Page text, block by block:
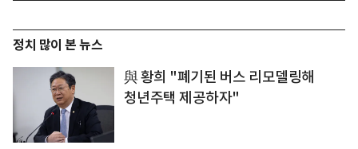
정치 많이 본 뉴스
與 황희 "폐기된 버스 리모델링해
청년주택 제공하자"